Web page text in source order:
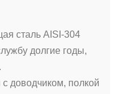
сталь AISI-304
долгие годы,
доводчиком, полкой